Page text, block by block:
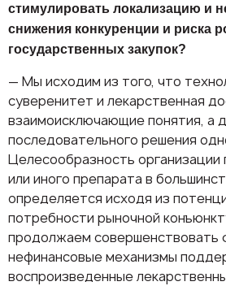
стимулировать локализацию и
снижения конкуренции и риска
государственных закупок?
— Мы исходим из того, что
суверенитет и лекарственная
взаимоисключающие понятия, а
последовательного решения
Целесообразность организации
или иного препарата в
определяется исходя из
потребности рыночной
продолжаем совершенствовать
нефинансовые механизмы
воспроизведенные